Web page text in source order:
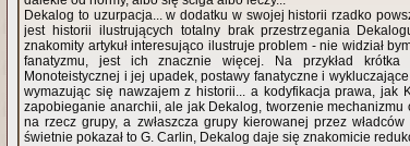
Dekalog to uzurpacja... w dodatku w swojej historii rzadko
jest historii ilustrujących totalny brak przestrzegania
znakomity artykuł interesująco ilustruje problem - nie widział
fanatyzmu, jest ich znacznie więcej. Na przykład
Monoteistycznej i jej upadek, postawy fanatyczne i
wymazując się nawzajem z historii... a kodyfikacja prawa, jak
zapobieganie anarchii, ale jak Dekalog, tworzenie
na rzecz grupy, a zwłaszcza grupy kierowanej przez
świetnie pokazał to G. Carlin, Dekalog daje się znakomicie